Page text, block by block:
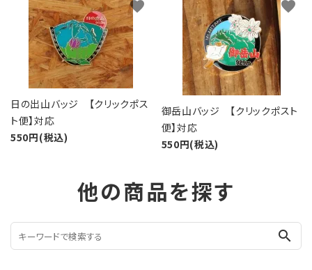
日の出山バッジ 【クリックポス
ト便】対応
550円(税込)
favorite
御岳山バッジ 【クリックポスト
便】対応
550円(税込)
favorite
他の商品を探す
search